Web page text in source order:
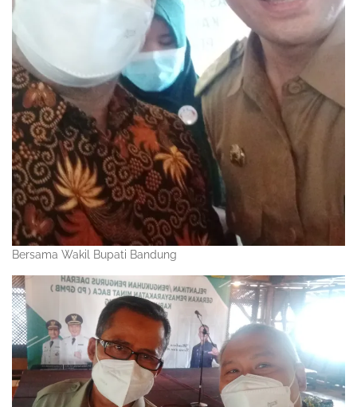
Bersama Wakil Bupati Bandung